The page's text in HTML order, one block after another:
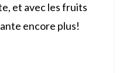
et avec les fruits
encore plus!